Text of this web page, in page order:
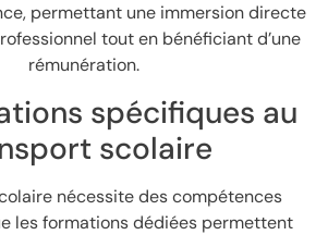
permettant une immersion directe
tout en bénéficiant d’une
rémunération.
spécifiques au
scolaire
nécessite des compétences
les formations dédiées permettent